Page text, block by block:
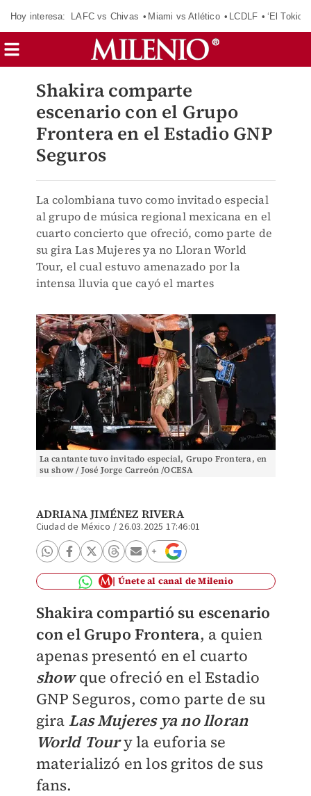
Hoy interesa: LAFC vs Chivas Miami vs Atlético LCDLF ‘El Tokio’
Shakira comparte
escenario con el Grupo
Frontera en el Estadio GNP
Seguros
La colombiana tuvo como invitado especial
al grupo de música regional mexicana en el
cuarto concierto que ofreció, como parte de
su gira Las Mujeres ya no Lloran World
Tour, el cual estuvo amenazado por la
intensa lluvia que cayó el martes
La cantante tuvo invitado especial, Grupo Frontera, en
su show / José Jorge Carreón /OCESA
ADRIANA JIMÉNEZ RIVERA
Ciudad de México / 26.03.2025 17:46:01
Únete al canal de Milenio
Shakira compartió su escenario
con el Grupo Frontera, a quien
apenas presentó en el cuarto
showque ofreció en el Estadio
GNP Seguros, como parte de su
gira Las Mujeres ya no lloran
World Toury la euforia se
materializó en los gritos de sus
fans.